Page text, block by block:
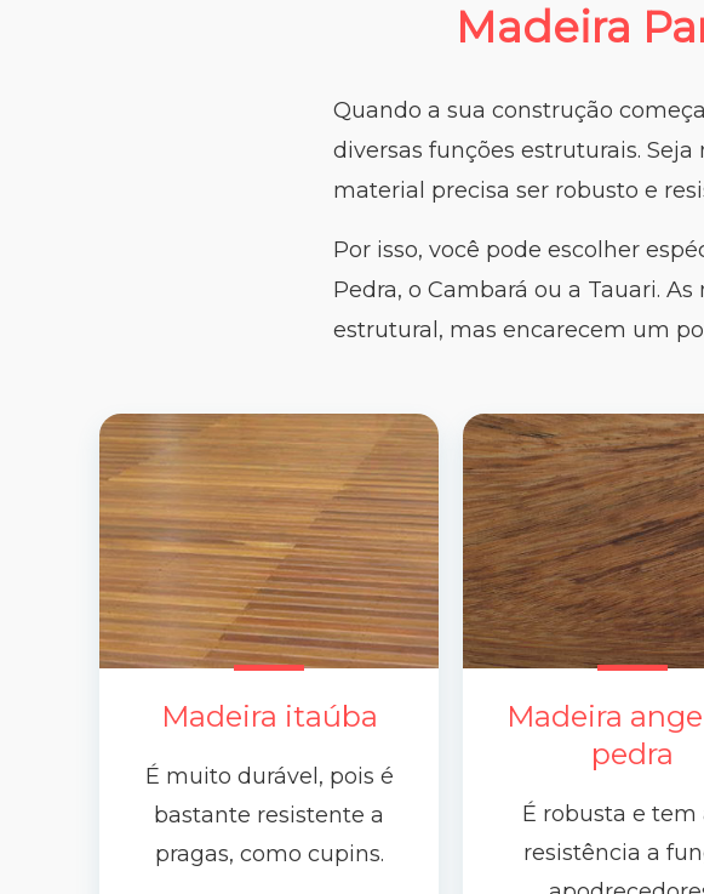
Madeira
Quando a sua construção
diversas funções estruturais.
material precisa ser robusto e
Por isso, você pode escolher
Pedra, o Cambará ou a Tauari.
estrutural, mas encarecem um
Madeira itaúba
É muito durável, pois é
bastante resistente a
pragas, como cupins.
Madeira
pedra
É robusta e tem
resistência a